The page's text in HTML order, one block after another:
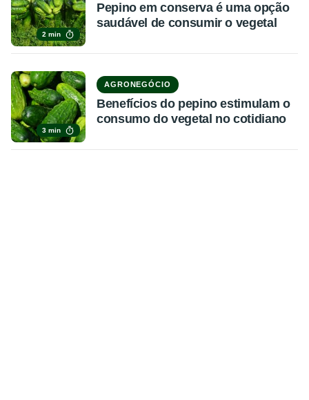
2 min
Pepino em conserva é uma opção
saudável de consumir o vegetal
3 min
AGRONEGÓCIO
Benefícios do pepino estimulam o
consumo do vegetal no cotidiano